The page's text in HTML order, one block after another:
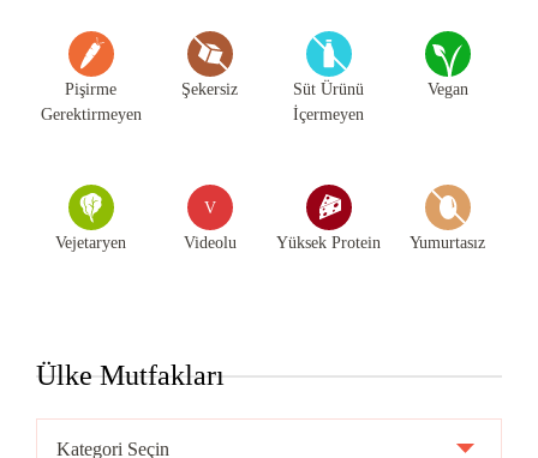
Pişirme
Gerektirmeyen
Şekersiz
Süt Ürünü
İçermeyen
Vegan
Vejetaryen
V
Videolu Yüksek Protein Yumurtasız
Ülke Mutfakları